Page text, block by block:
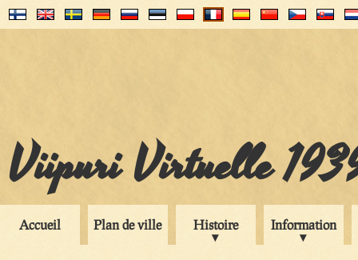
Viipuri Virtuelle
Accueil Plan de ville Histoire Information